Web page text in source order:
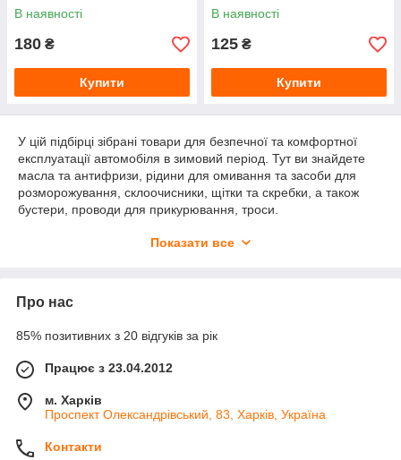
В наявності
180 ₴
Купити
В наявності
125 ₴
Купити
У цій підбірці зібрані товари для безпечної та комфортної
експлуатації автомобіля в зимовий період. Тут ви знайдете
масла та антифризи, рідини для омивання та засоби для
розморожування, склоочисники, щітки та скребки, а також
бустери, проводи для прикурювання, троси.
погодних умов, щоб ваш автомобіль легко заводився та був
Показати все
Про нас
85% позитивних з 20 відгуків за рік
Працює з 23.04.2012
м. Харків
Проспект Олександрівський, 83, Харків, Україна
Контакти